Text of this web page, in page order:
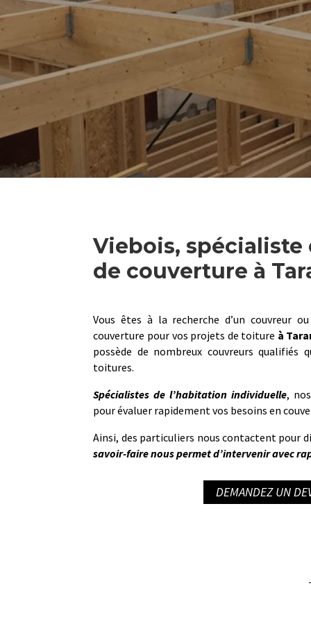
Viebois, spécialiste
de couverture à
Vous êtes à la recherche d’un couvreur
couverture pour vos projets de toiture à
possède de nombreux couvreurs qualifiés
toitures.
Spécialistes de l’habitation individuelle,
pour évaluer rapidement vos besoins en
Ainsi, des particuliers nous contactent pour
savoir-faire nous permet d’intervenir avec
DEMANDEZ UN